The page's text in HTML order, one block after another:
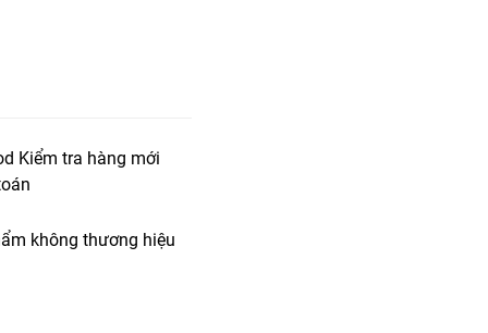
Kiểm tra hàng mới
không thương hiệu